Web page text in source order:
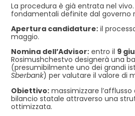
La procedura è già entrata nel
fondamentali definite dal governo
Apertura candidature: il
maggio.
Nomina dell’Advisor: entro il 9
Rosimushchestvo designerà una
(presumibilmente uno dei grandi
Sberbank) per valutare il valore di
Obiettivo: massimizzare
bilancio statale attraverso una
ottimizzata.